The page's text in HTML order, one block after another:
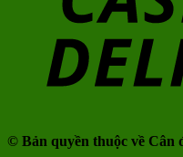
© Bản quyền thuộc về